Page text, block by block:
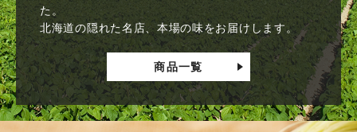
た。
北海道の隠れた名店、本場の味をお届けします。
商品一覧